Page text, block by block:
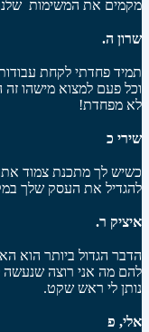
מקמים את המשימות
שרון ה.
תמיד פחדתי לקחת
וכל פעם למצוא מישהו זה
לא מפחדת!
שירי כ
כשיש לך מתכנת צמוד
להגדיל את העסק שלך
איציק ר.
הדבר הגדול ביותר הוא
להם מה אני רוצה שנעשה
נותן לי ראש שקט.
אלי, פ